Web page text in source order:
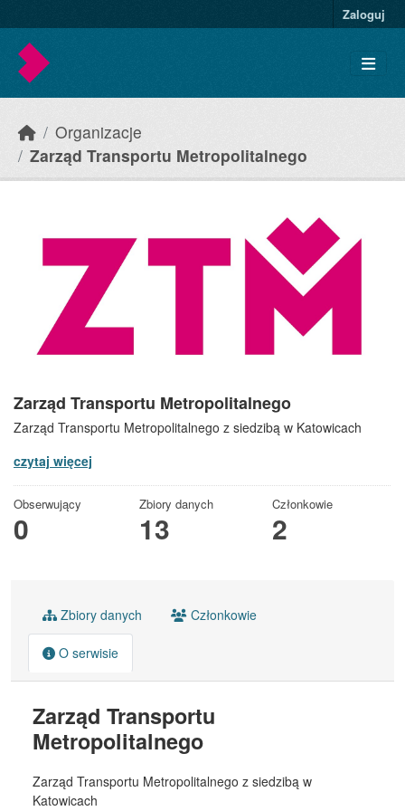
Zaloguj
Organizacje
Zarząd Transportu Metropolitalnego
Zarząd Transportu Metropolitalnego
Zarząd Transportu Metropolitalnego z siedzibą w Katowicach
czytaj więcej
Obserwujący
0
Zbiory danych
13
Członkowie
2
Zbiory danych Członkowie
O serwisie
Zarząd Transportu
Metropolitalnego
Zarząd Transportu Metropolitalnego z siedzibą w
Katowicach